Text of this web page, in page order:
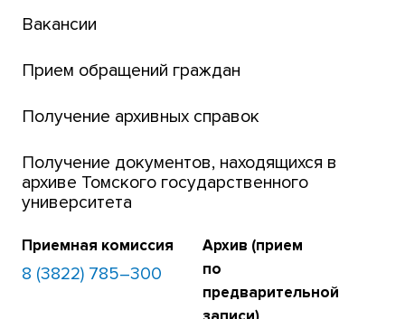
Платежи онлайн
Банк инициатив по развитию университета
Вакансии
Прием обращений граждан
Получение архивных справок
Получение документов, находящихся в
архиве Томского государственного
университета
Приемная комиссия
8 (3822) 785–300
Архив (прием
по
предварительной